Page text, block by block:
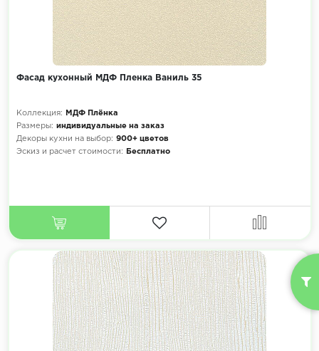
Фасад кухонный МДФ Пленка Ваниль 35
Коллекция:
МДФ Плёнка
Размеры: индивидуальные на заказ
Декоры кухни на выбор: 900+ цветов
Эскиз и расчет стоимости:
Бесплатно